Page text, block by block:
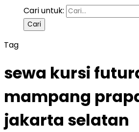
Cari untuk:
Tag
sewa kursi
mampang
jakarta selatan